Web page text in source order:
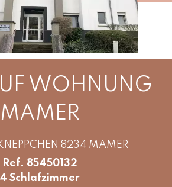
WOHNUNG
MAMER
KNEPPCHEN 8234 MAMER
Ref. 85450132
4 Schlafzimmer